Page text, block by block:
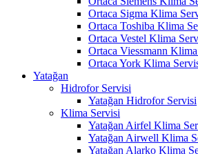
Ortaca Sigma Klima
Ortaca Toshiba Klima
Ortaca Vestel Klima
Ortaca Viessmann
Ortaca York Klima
Yatağan
Hidrofor Servisi
Yatağan Hidrofor Servisi
Klima Servisi
Yatağan Airfel Klima
Yatağan Airwell Klima
Yatağan Alarko Klima